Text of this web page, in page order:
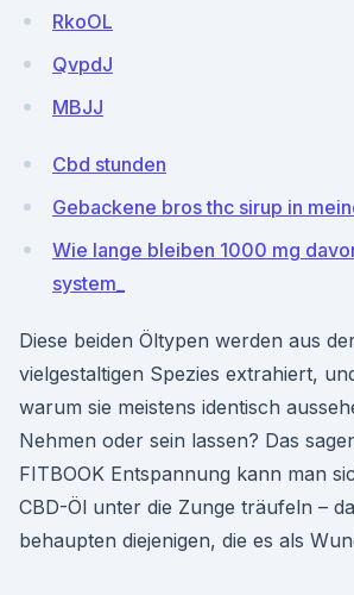
RkoOL
QvpdJ
MBJJ
Cbd stunden
Gebackene bros thc sirup in
Wie lange bleiben 1000 mg
system_
Diese beiden Öltypen werden aus
vielgestaltigen Spezies extrahiert,
warum sie meistens identisch
Nehmen oder sein lassen? Das
FITBOOK Entspannung kann man
CBD-Öl unter die Zunge träufeln –
behaupten diejenigen, die es als